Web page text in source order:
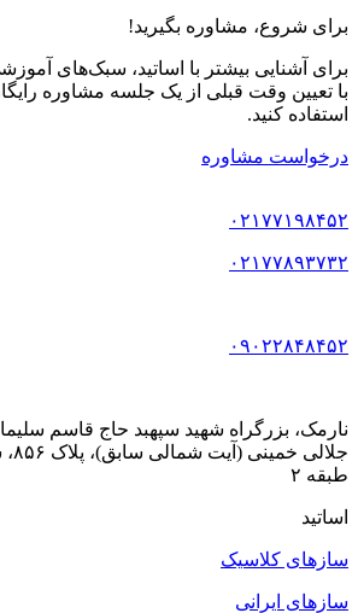
برای شروع، مشاوره بگیرید!
برای آشنایی بیشتر با اساتید، سبک‌های
با تعیین وقت قبلی از یک جلسه مشاوره
استفاده کنید.
درخواست مشاوره
۰۲۱۷۷۱۹۸۴۵۲
۰۲۱۷۷۸۹۳۷۳۲
۰۹۰۲۲۸۴۸۴۵۲
نارمک، بزرگراه شهید سپهبد حاج قاسم
طبقه ۲
اساتید
سازهای کلاسیک
سازهای ایرانی